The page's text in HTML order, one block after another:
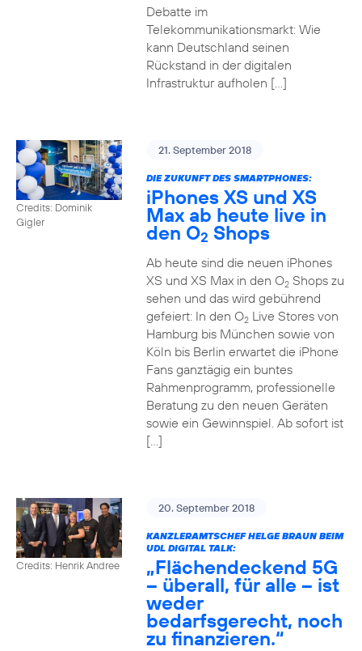
Debatte im
Telekommunikationsmarkt: Wie
kann Deutschland seinen
Rückstand in der digitalen
Infrastruktur aufholen […]
Credits: Dominik
Gigler
21. September 2018
DIE ZUKUNFT DES SMARTPHONES:
iPhones XS und XS
Max ab heute live in
den O2 Shops
Ab heute sind die neuen iPhones
XS und XS Max in den O2Shops zu
sehen und das wird gebührend
gefeiert: In den O2Live Stores von
Hamburg bis München sowie von
Köln bis Berlin erwartet die iPhone
Fans ganztägig ein buntes
Rahmenprogramm, professionelle
Beratung zu den neuen Geräten
sowie ein Gewinnspiel. Ab sofort ist
[…]
Credits: Henrik Andree
20. September 2018
KANZLERAMTSCHEF HELGE BRAUN BEIM
UDL DIGITAL TALK:
„Flächendeckend 5G
– überall, für alle – ist
weder
bedarfsgerecht, noch
zu finanzieren.“